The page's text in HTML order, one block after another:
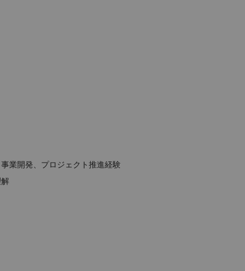
業開発、プロジェクト推進経験